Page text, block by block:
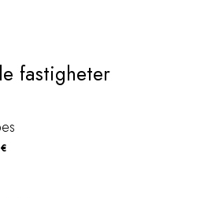
fastigheter